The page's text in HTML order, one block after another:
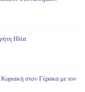
Ηλία
στον Γέρακα με τον